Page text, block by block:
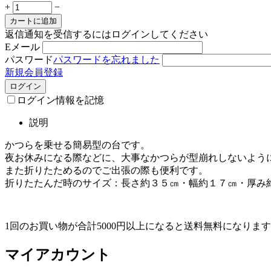
+
−
カートに追加
返信通知を受信するにはログインしてください
Eメール
パスワードパスワードを忘れました
新規会員登録
ログイン
ログイン情報を記憶
説明
かつらを乗せる簡易型の台です。
夜お休みになる際などに、大事なかつらが型崩れしないよう
また折りたためるのでご出張の際も便利です。
折りたたんだ時のサイズ：長さ約３５㎝・幅約１７㎝・厚み
1回のお買い物が合計5000円以上になると送料無料になります
マイアカウント